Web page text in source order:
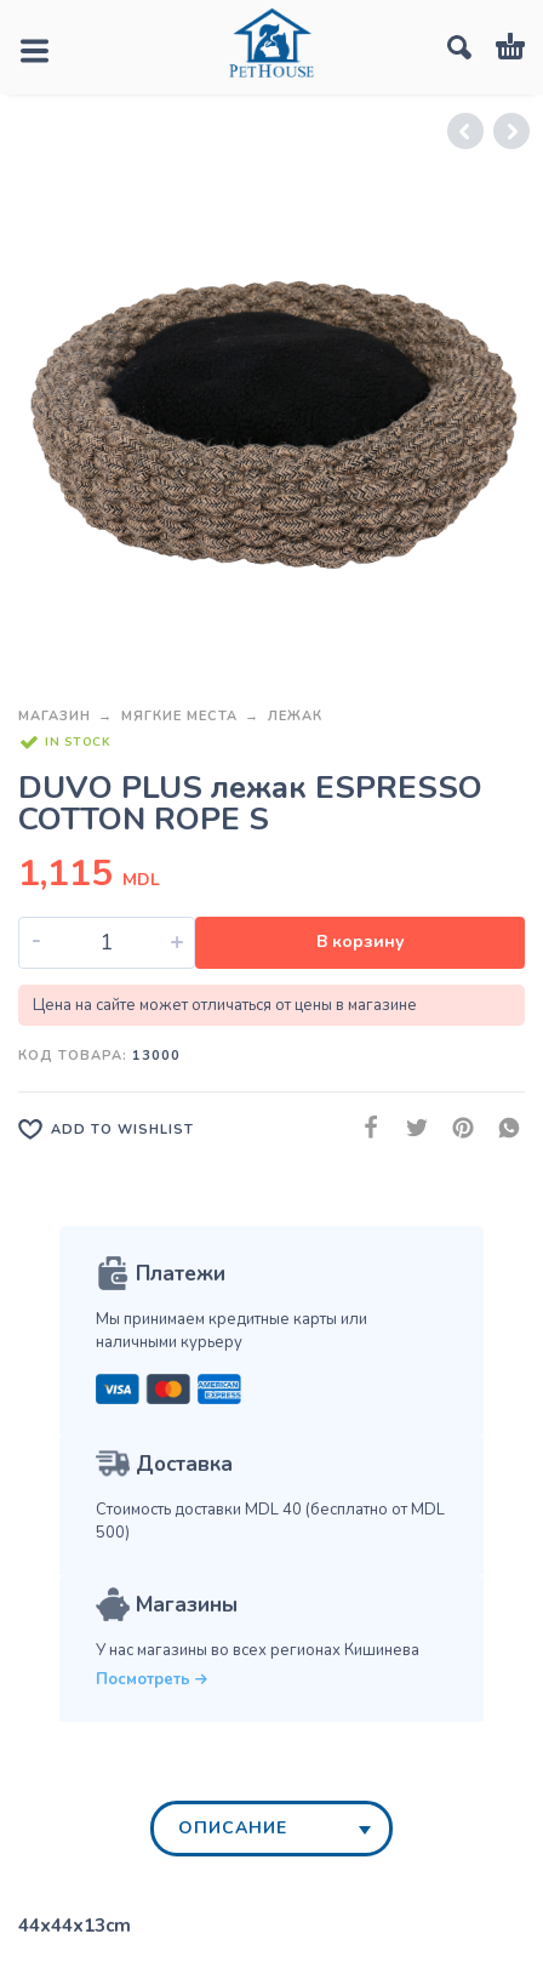
МАГАЗИН МЯГКИЕ МЕСТА ЛЕЖАК
IN STOCK
DUVO PLUS лежак ESPRESSO
COTTON ROPE S
1,115 MDL
- + В корзину
Цена на сайте может отличаться от цены в магазине
КОД ТОВАРА: 13000
ADD TO WISHLIST
Платежи
Мы принимаем кредитные карты или
наличными курьеру
Доставка
Стоимость доставки MDL 40 (бесплатно от MDL
500)
Магазины
У нас магазины во всех регионах Кишинева
Посмотреть
ОПИСАНИЕ
44x44x13cm